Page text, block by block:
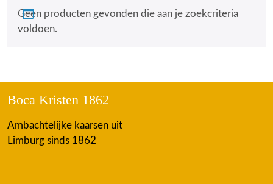
Geen producten gevonden die aan je zoekcriteria
voldoen.
Boca Kristen 1862
Ambachtelijke kaarsen uit
Limburg sinds 1862